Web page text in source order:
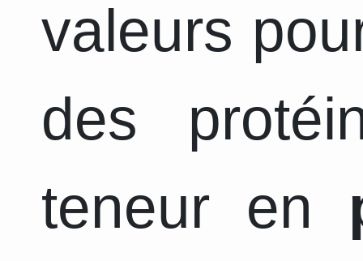
valeurs
des
teneur en